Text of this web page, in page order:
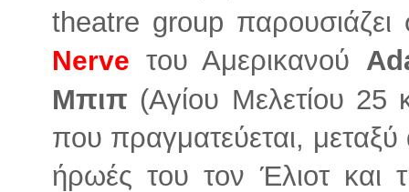
theatre group
Nerve του Αμερικανού
Μπιπ (Αγίου Μελετίου
που πραγματεύεται,
ήρωές του τον Έλιοτ και